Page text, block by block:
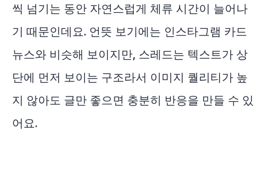
씩 넘기는 동안 자연스럽게 체류 시간이 늘어나
기 때문인데요. 언뜻 보기에는 인스타그램 카드
뉴스와 비슷해 보이지만, 스레드는 텍스트가 상
단에 먼저 보이는 구조라서 이미지 퀄리티가 높
지 않아도 글만 좋으면 충분히 반응을 만들 수 있
어요.